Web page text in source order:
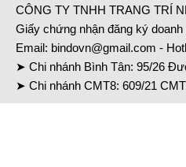
CÔNG TY TNHH TRANG TRÍ
Giấy chứng nhận đăng ký
Email: bindovn@gmail.com -
➤ Chi nhánh Bình Tân: 95/26
➤ Chi nhánh CMT8: 609/21